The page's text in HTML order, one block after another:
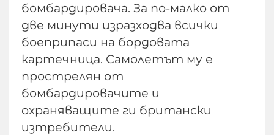
бомбардировача. За по-малко от
две минути изразходва всички
боеприпаси на бордовата
картечница. Самолетът му е
прострелян от
бомбардировачите и
охраняващите ги британски
изтребители.